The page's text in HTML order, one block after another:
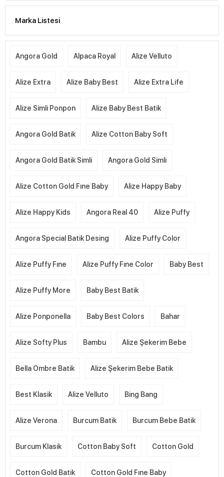
Marka Listesi
Angora Gold Alpaca Royal Alize Velluto
Alize Extra Alize Baby Best Alize Extra Life
Alize Simli Ponpon Alize Baby Best Batik
Angora Gold Batik Alize Cotton Baby Soft
Angora Gold Batik Simli Angora Gold Simli
Alize Cotton Gold Fıne Baby Alize Happy Baby
Alize Happy Kids Angora Real 40 Alize Puffy
Angora Special Batik Desing Alize Puffy Color
Alize Puffy Fıne Alize Puffy Fıne Color Baby Best
Alize Puffy More Baby Best Batik
Alize Ponponella Baby Best Colors Bahar
Alize Softy Plus Bambu Alize Şekerim Bebe
Bella Ombre Batik Alize Şekerim Bebe Batik
Best Klasik Alize Velluto Bing Bang
Alize Verona Burcum Batik Burcum Bebe Batik
Burcum Klasik Cotton Baby Soft Cotton Gold
Cotton Gold Batik Cotton Gold Fıne Baby